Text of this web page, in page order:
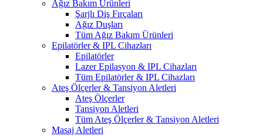
Ağız Bakım Ürünleri
Şarjlı Diş Fırçaları
Ağız Duşları
Tüm Ağız Bakım Ürünleri
Epilatörler & IPL Cihazları
Epilatörler
Lazer Epilasyon & IPL Cihazları
Tüm Epilatörler & IPL Cihazları
Ateş Ölçerler & Tansiyon Aletleri
Ateş Ölçerler
Tansiyon Aletleri
Tüm Ateş Ölçerler & Tansiyon Aletleri
Masaj Aletleri